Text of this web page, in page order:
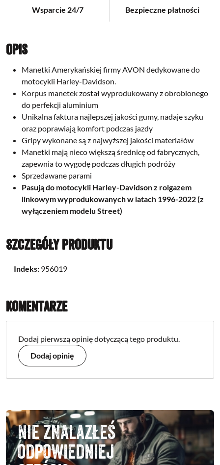
Wsparcie 24/7 Bezpieczne płatności
Opis
Manetki Amerykańskiej firmy AVON dedykowane do
motocykli Harley-Davidson.
Korpus manetek został wyprodukowany z obrobionego
do perfekcji aluminium
Unikalna faktura najlepszej jakości gumy, nadaje szyku
oraz poprawiają komfort podczas jazdy
Gripy wykonane są z najwyższej jakości materiałów
Manetki mają nieco większą średnicę od fabrycznych,
zapewnia to wygodę podczas długich podróży
Sprzedawane parami
Pasują do motocykli Harley-Davidson z rolgazem
linkowym wyprodukowanych w latach 1996-2022 (z
wyłączeniem modelu Street)
Szczegóły produktu
Indeks: 956019
Komentarze
Dodaj pierwszą opinię dotyczącą tego produktu.
Dodaj opinię
Nie znalazłeś
odpowiedniej